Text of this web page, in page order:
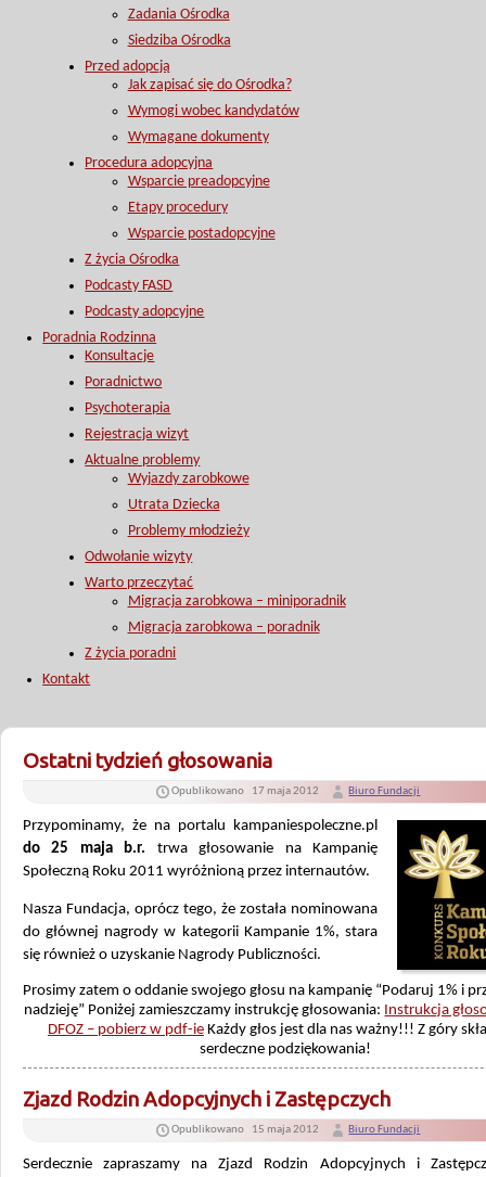
Zadania Ośrodka
Siedziba Ośrodka
Przed adopcją
Jak zapisać się do Ośrodka?
Wymogi wobec kandydatów
Wymagane dokumenty
Procedura adopcyjna
Wsparcie preadopcyjne
Etapy procedury
Wsparcie postadopcyjne
Z życia Ośrodka
Podcasty FASD
Podcasty adopcyjne
Poradnia Rodzinna
Konsultacje
Poradnictwo
Psychoterapia
Rejestracja wizyt
Aktualne problemy
Wyjazdy zarobkowe
Utrata Dziecka
Problemy młodzieży
Odwołanie wizyty
Warto przeczytać
Migracja zarobkowa – miniporadnik
Migracja zarobkowa – poradnik
Z życia poradni
Kontakt
Ostatni tydzień głosowania
Opublikowano 17 maja 2012 Biuro Fundacji
Przypominamy, że na portalu kampaniespoleczne.pl
do 25 maja
b.r. trwa głosowanie na Kampanię
Społeczną Roku 2011 wyróżnioną przez internautów.
Nasza Fundacja, oprócz tego, że została nominowana
do głównej nagrody w kategorii Kampanie 1%, stara
się również o uzyskanie Nagrody Publiczności.
Prosimy zatem o oddanie swojego głosu na kampanię “Podaruj 1% i
nadzieję” Poniżej zamieszczamy instrukcję głosowania: Instrukcja
DFOZ – pobierz w pdf-ie Każdy głos jest dla nas ważny!!! Z góry
serdeczne podziękowania!
Zjazd Rodzin Adopcyjnych i Zastępczych
Opublikowano 15 maja 2012 Biuro Fundacji
Serdecznie zapraszamy na Zjazd Rodzin Adopcyjnych i